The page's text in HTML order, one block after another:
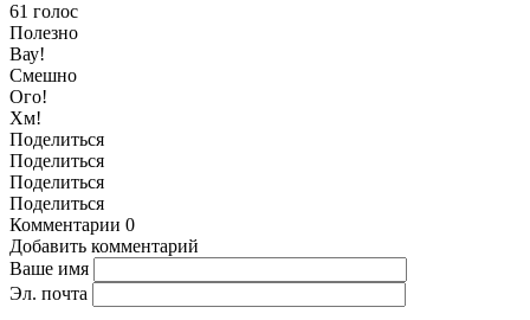
61 голос
Полезно
Вау!
Смешно
Ого!
Хм!
Поделиться
Поделиться
Поделиться
Поделиться
Комментарии 0
Добавить комментарий
Ваше имя
Эл. почта